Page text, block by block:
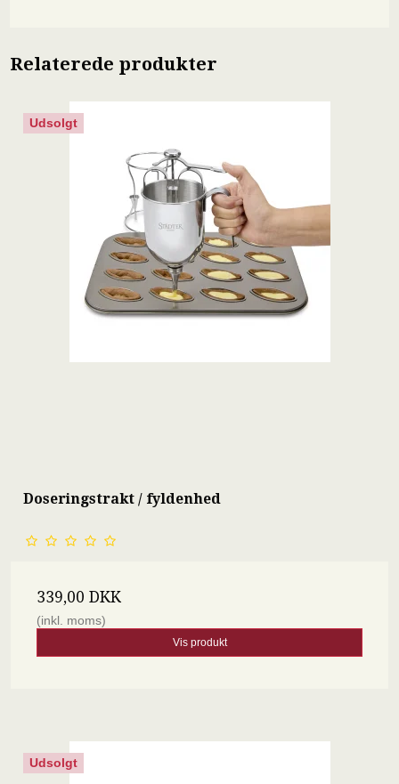
Relaterede produkter
Udsolgt
Doseringstrakt / fyldenhed
339,00 DKK
(inkl. moms)
Vis produkt
Udsolgt